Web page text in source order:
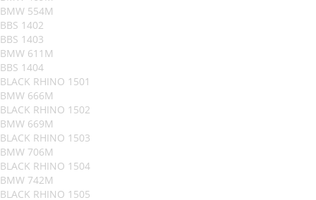
BMW 554M
BBS 1402
BBS 1403
BMW 611M
BBS 1404
BLACK RHINO 1501
BMW 666M
BLACK RHINO 1502
BMW 669M
BLACK RHINO 1503
BMW 706M
BLACK RHINO 1504
BMW 742M
BLACK RHINO 1505